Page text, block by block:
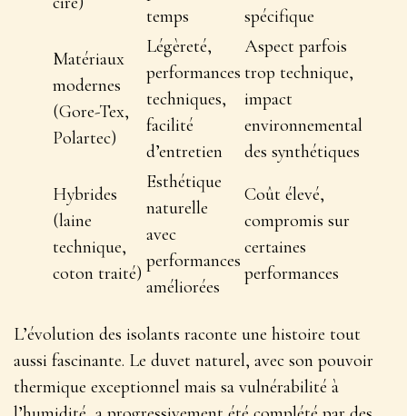
temps
spécifique
Matériaux
modernes
(Gore-Tex,
Polartec)
Légèreté,
performances
techniques,
facilité
d’entretien
Aspect parfois
trop technique,
impact
environnemental
des synthétiques
Hybrides
(laine
technique,
coton traité)
Esthétique
naturelle
avec
performances
améliorées
Coût élevé,
compromis sur
certaines
performances
L’évolution des isolants raconte une histoire tout
aussi fascinante. Le duvet naturel, avec son pouvoir
thermique exceptionnel mais sa vulnérabilité à